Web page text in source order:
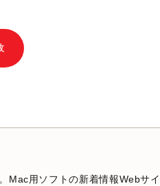
Mac用ソフトの新着情報Webサイ